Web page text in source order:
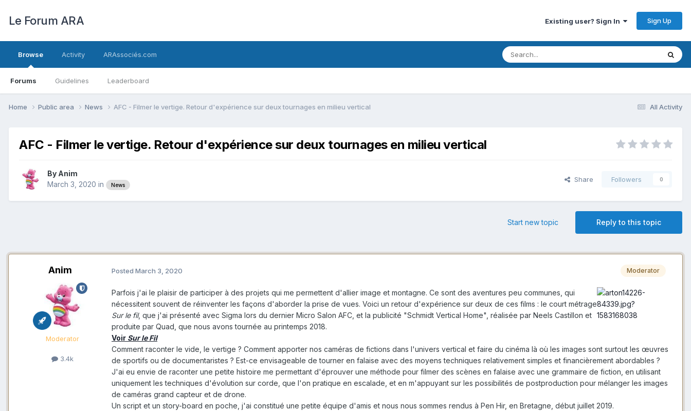
Le Forum ARA Existing user? Sign In Sign Up
Browse
Forums Guidelines Leaderboard
Activity ARAssociés.com
All Activity
Home Public area News AFC - Filmer le vertige. Retour d'expérience sur deux tournages en milieu vertical
AFC - Filmer le vertige. Retour d'expérience sur deux tournages en milieu vertical
By Anim
March 3, 2020 in News
Share Followers 0
Reply to this topic
Start new topic
Anim
Moderator
3.4k
Moderator
Posted March 3, 2020
Parfois j'ai le plaisir de participer à des projets qui me permettent d'allier image et montagne. Ce sont des aventures peu communes, qui
nécessitent souvent de réinventer les façons d'aborder la prise de vues. Voici un retour d'expérience sur deux de ces films : le court métrage
Sur le fil, que j'ai présenté avec Sigma lors du dernier Micro Salon AFC, et la publicité "Schmidt Vertical Home", réalisée par Neels Castillon et
produite par Quad, que nous avons tournée au printemps 2018.
Voir Sur le Fil
Comment raconter le vide, le vertige ? Comment apporter nos caméras de fictions dans l'univers vertical et faire du cinéma là où les images sont surtout les œuvres
de sportifs ou de documentaristes ? Est-ce envisageable de tourner en falaise avec des moyens techniques relativement simples et financièrement abordables ?
J'ai eu envie de raconter une petite histoire me permettant d'éprouver une méthode pour filmer des scènes en falaise avec une grammaire de fiction, en utilisant
uniquement les techniques d'évolution sur corde, que l'on pratique en escalade, et en m'appuyant sur les possibilités de postproduction pour mélanger les images
de caméras grand capteur et de drone.
Un script et un story-board en poche, j'ai constitué une petite équipe d'amis et nous nous sommes rendus à Pen Hir, en Bretagne, début juillet 2019.